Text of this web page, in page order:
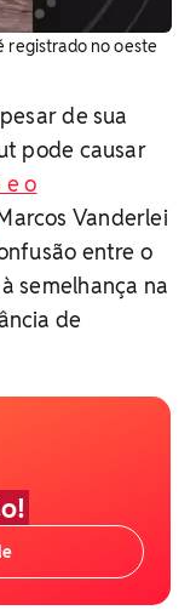
registrado no oeste
de sua
pode causar
e o
Vanderlei
entre o
semelhança na
de